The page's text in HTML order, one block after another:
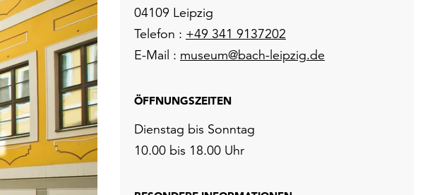
04109 Leipzig
Telefon : +49 341 9137202
E-Mail : museum@bach-leipzig.de
ÖFFNUNGSZEITEN
Dienstag bis Sonntag
10.00 bis 18.00 Uhr